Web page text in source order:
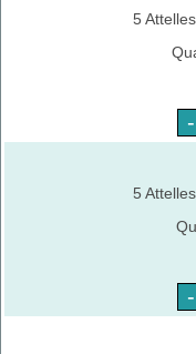
5
-
5
-